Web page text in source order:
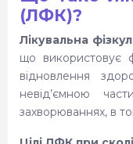
(ЛФК)?
Лікувальна
що використовує
відновлення
невід’ємною
захворюваннях, в